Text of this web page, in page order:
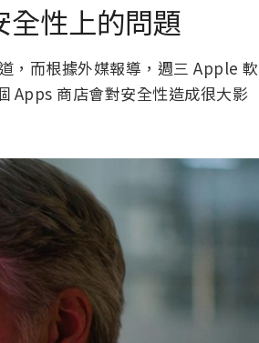
性上的問題
，而根據外媒報導，週三 Apple 軟
Apps 商店會對安全性造成很大影